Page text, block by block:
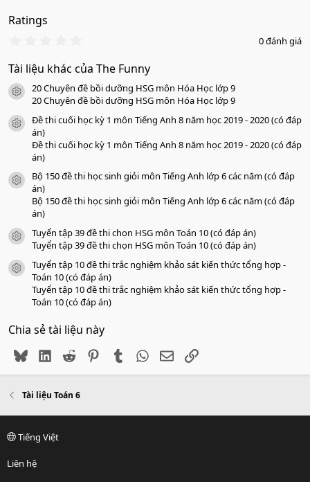
Ratings
0
0
s
a
o
0 đánh giá
Tài liệu khác của The Funny
icon tài liệu
20 Chuyên đề bồi dưỡng HSG môn Hóa Học lớp 9
20 Chuyên đề bồi dưỡng HSG môn Hóa Học lớp 9
icon tài liệu
Đề thi cuối học kỳ 1 môn Tiếng Anh 8 năm học 2019 - 2020 (có đáp
án)
Đề thi cuối học kỳ 1 môn Tiếng Anh 8 năm học 2019 - 2020 (có đáp
án)
icon tài liệu
Bộ 150 đề thi học sinh giỏi môn Tiếng Anh lớp 6 các năm (có đáp
án)
Bộ 150 đề thi học sinh giỏi môn Tiếng Anh lớp 6 các năm (có đáp
án)
icon tài liệu
Tuyển tập 39 đề thi chọn HSG môn Toán 10 (có đáp án)
Tuyển tập 39 đề thi chọn HSG môn Toán 10 (có đáp án)
icon tài liệu
Tuyển tập 10 đề thi trắc nghiệm khảo sát kiến thức tổng hợp -
Toán 10 (có đáp án)
Tuyển tập 10 đề thi trắc nghiệm khảo sát kiến thức tổng hợp -
Toán 10 (có đáp án)
Chia sẻ tài liệu này
BlueskyLinkedIn
Reddit PinterestTumblr WhatsApp
EmailLink
Tài liệu Toán 6
Tiếng Việt
Liên hệ